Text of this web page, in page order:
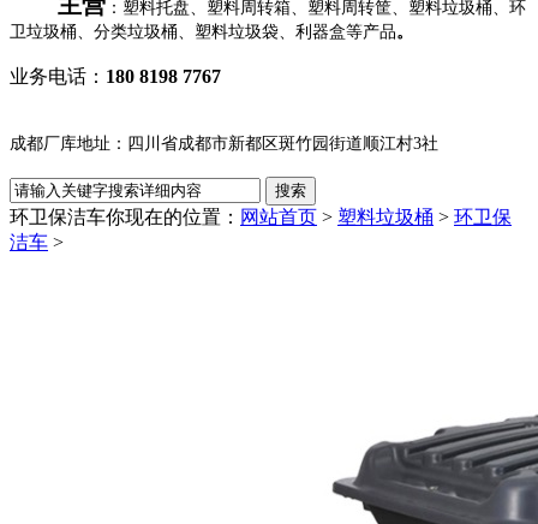
：塑料托盘、塑料周转箱、塑料周转筐、塑料垃圾桶、环
卫垃圾桶、分类垃圾桶、塑料垃圾袋、利器盒等产品。
业务电话： 180 8198 7767
成都厂库地址：四川省成都市新都区斑竹园街道顺江村3社
环卫保洁车你现在的位置： 网站首页 > 塑料垃圾桶 > 环卫保
洁车 >